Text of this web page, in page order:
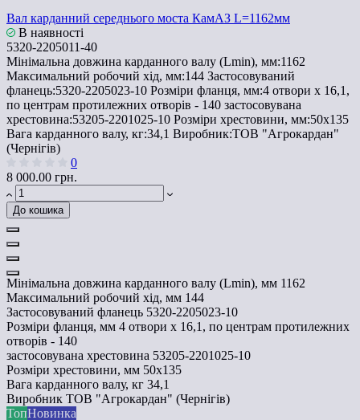
Вал карданний середнього моста КамАЗ L=1162мм
В наявності
5320-2205011-40
Мінімальна довжина карданного валу (Lmin), мм:1162
Максимальний робочий хід, мм:144 Застосовуваний
фланець:5320-2205023-10 Розміри фланця, мм:4 отвори х 16,1,
по центрам протилежних отворів - 140 застосовувана
хрестовина:53205-2201025-10 Розміри хрестовини, мм:50х135
Вага карданного валу, кг:34,1 Виробник:ТОВ "Агрокардан"
(Чернігів)
0
8 000.00 грн.
До кошика
Мінімальна довжина карданного валу (Lmin), мм 1162
Максимальний робочий хід, мм 144
Застосовуваний фланець 5320-2205023-10
Розміри фланця, мм 4 отвори х 16,1, по центрам протилежних
отворів - 140
застосовувана хрестовина 53205-2201025-10
Розміри хрестовини, мм 50х135
Вага карданного валу, кг 34,1
Виробник ТОВ "Агрокардан" (Чернігів)
ТопНовинка